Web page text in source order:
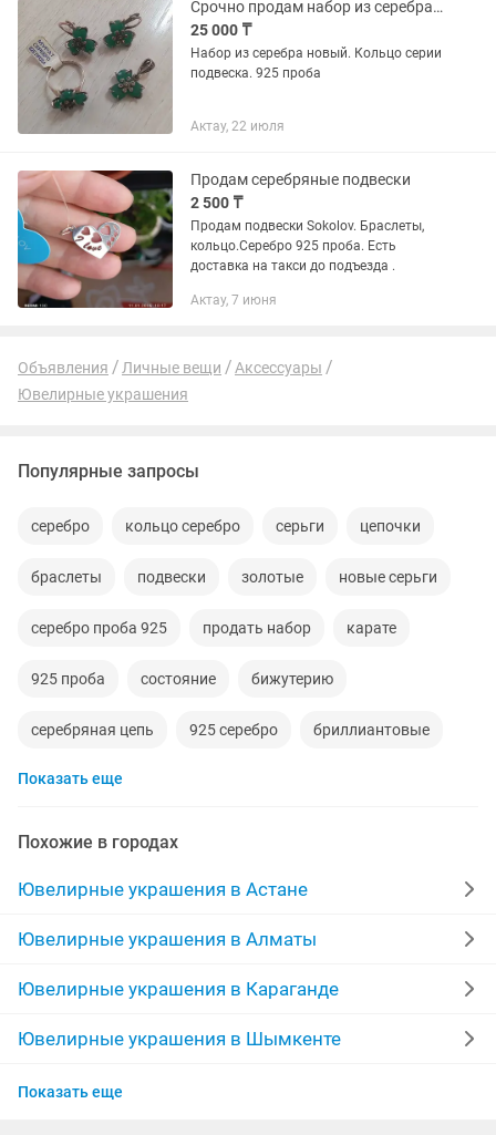
Срочно продам набор из серебра новый кольцо серьги
25 000 ₸
Набор из серебра новый. Кольцо серии
подвеска. 925 проба
Актау, 22 июля
Продам серебряные подвески
2 500 ₸
Продам подвески Sokolov. Браслеты,
кольцо.Cеребро 925 проба. Есть
доставка на такси до подъезда .
Актау, 7 июня
Объявления Личные вещи
Аксессуары
Ювелирные украшения
Популярные запросы
серебро кольцо серебро серьги цепочки
браслеты подвески золотые новые серьги
серебро проба 925 продать набор карате
925 проба состояние бижутерию
серебряная цепь 925 серебро бриллиантовые
колечко
бижутерия новая итальянская
жемчуг новые наборы бары
красивая каспий натуральные
серьги серебро цепочка женская брилл
serebro женский набор
Показать еще
Похожие в городах
Ювелирные украшения в Астане
Ювелирные украшения в Алматы
Ювелирные украшения в Караганде
Ювелирные украшения в Шымкенте
Ювелирные украшения в Усть-Каменогорске
Показать еще